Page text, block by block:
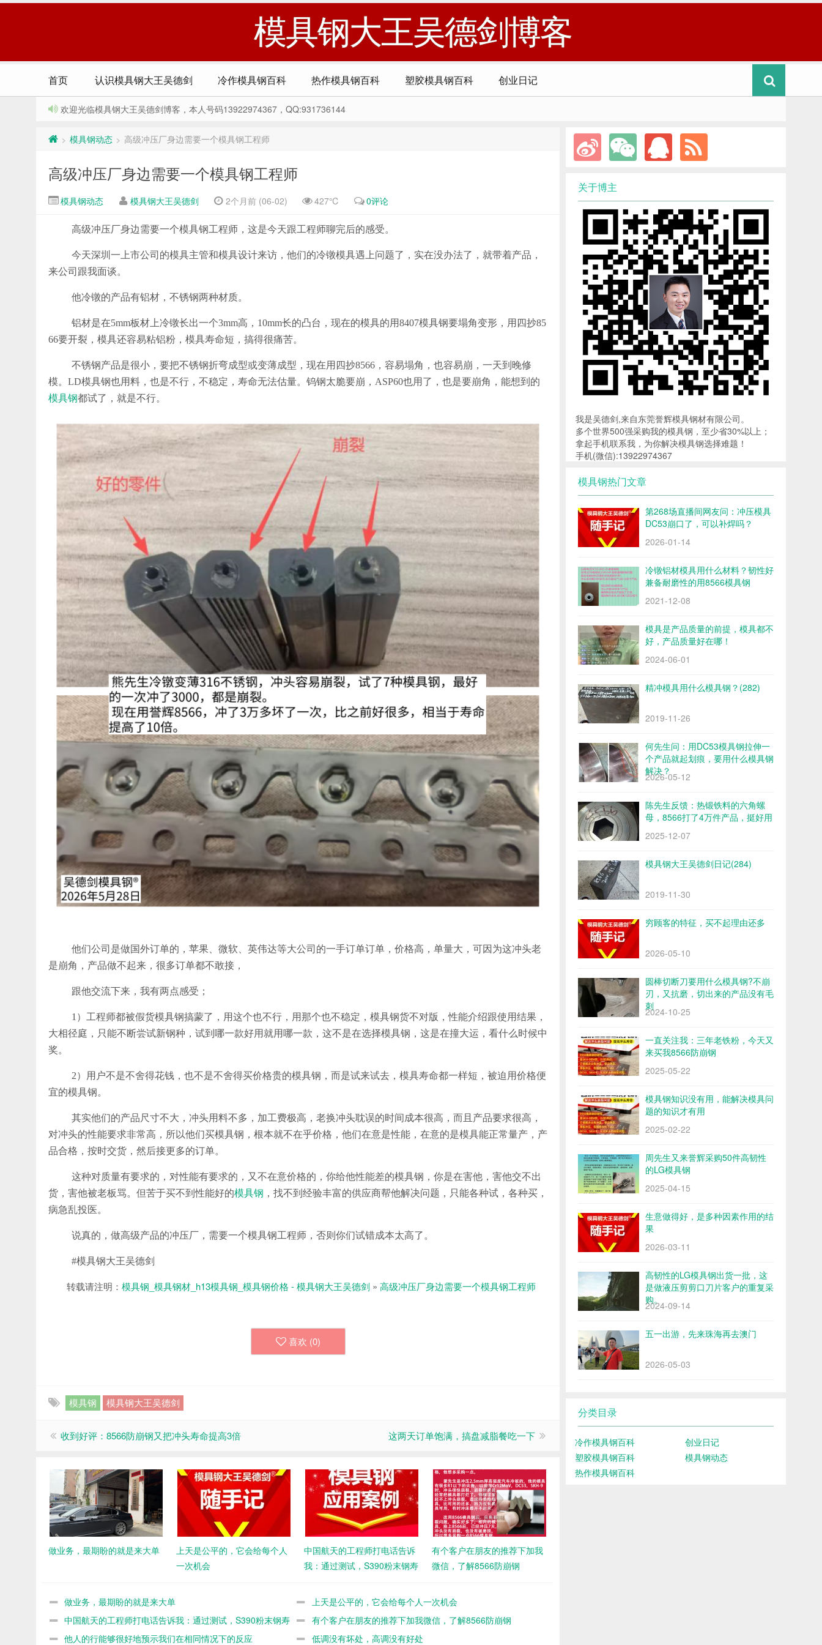
模具钢大王吴德剑博客
首页 认识模具钢大王吴德剑 冷作模具钢百科 热作模具钢百科 塑胶模具钢百科 创业日记
欢迎光临模具钢大王吴德剑博客，本人号码13922974367，QQ:931736144
> 模具钢动态 > 高级冲压厂身边需要一个模具钢工程师
高级冲压厂身边需要一个模具钢工程师
模具钢动态 模具钢大王吴德剑 2个月前 (06-02) 427℃ 0评论
高级冲压厂身边需要一个模具钢工程师，这是今天跟工程师聊完后的感受。
今天深圳一上市公司的模具主管和模具设计来访，他们的冷镦模具遇上问题了，实在没办法了，就带着产品，
来公司跟我面谈。
他冷镦的产品有铝材，不锈钢两种材质。
铝材是在5mm板材上冷镦长出一个3mm高，10mm长的凸台，现在的模具的用8407模具钢要塌角变形，用四抄85
66要开裂，模具还容易粘铝粉，模具寿命短，搞得很痛苦。
不锈钢产品是很小，要把不锈钢折弯成型或变薄成型，现在用四抄8566，容易塌角，也容易崩，一天到晚修
模。LD模具钢也用料，也是不行，不稳定，寿命无法估量。钨钢太脆要崩，ASP60也用了，也是要崩角，能想到的
模具钢都试了，就是不行。
他们公司是做国外订单的，苹果、微软、英伟达等大公司的一手订单订单，价格高，单量大，可因为这冲头老
是崩角，产品做不起来，很多订单都不敢接，
跟他交流下来，我有两点感受；
1）工程师都被假货模具钢搞蒙了，用这个也不行，用那个也不稳定，模具钢货不对版，性能介绍跟使用结果，
大相径庭，只能不断尝试新钢种，试到哪一款好用就用哪一款，这不是在选择模具钢，这是在撞大运，看什么时候中
奖。
2）用户不是不舍得花钱，也不是不舍得买价格贵的模具钢，而是试来试去，模具寿命都一样短，被迫用价格便
宜的模具钢。
其实他们的产品尺寸不大，冲头用料不多，加工费极高，老换冲头耽误的时间成本很高，而且产品要求很高，
对冲头的性能要求非常高，所以他们买模具钢，根本就不在乎价格，他们在意是性能，在意的是模具能正常量产，产
品合格，按时交货，然后接更多的订单。
这种对质量有要求的，对性能有要求的，又不在意价格的，你给他性能差的模具钢，你是在害他，害他交不出
货，害他被老板骂。但苦于买不到性能好的模具钢 ，找不到经验丰富的供应商帮他解决问题，只能各种试，各种买，
病急乱投医。
说真的，做高级产品的冲压厂，需要一个模具钢工程师，否则你们试错成本太高了。
#模具钢大王吴德剑
转载请注明： 模具钢_模具钢材_h13模具钢_模具钢价格 - 模具钢大王吴德剑 » 高级冲压厂身边需要一个模具钢工程师
喜欢 (0)
模具钢 模具钢大王吴德剑
收到好评：8566防崩钢又把冲头寿命提高3倍 这两天订单饱满，搞盘减脂餐吃一下
做业务，最期盼的就是来大单
上天是公平的，它会给每个人
一次机会
中国航天的工程师打电话告诉
我：通过测试，S390粉末钢寿
有个客户在朋友的推荐下加我
微信，了解8566防崩钢
做业务，最期盼的就是来大单
上天是公平的，它会给每个人一次机会
中国航天的工程师打电话告诉我：通过测试，S390粉末钢寿
命不如8566
有个客户在朋友的推荐下加我微信，了解8566防崩钢
他人的行能够很好地预示我们在相同情况下的反应
低调没有坏处，高调没有好处
关于博主
我是吴德剑,来自东莞誉辉模具钢材有限公司。
多个世界500强采购我的模具钢，至少省30%以上；
拿起手机联系我，为你解决模具钢选择难题！
手机(微信):13922974367
模具钢热门文章
第268场直播间网友问：冲压模具
DC53崩口了，可以补焊吗？
2026-01-14
冷镦铝材模具用什么材料？韧性好
兼备耐磨性的用8566模具钢
2021-12-08
模具是产品质量的前提，模具都不
好，产品质量好在哪！
2024-06-01
精冲模具用什么模具钢？(282)
2019-11-26
何先生问：用DC53模具钢拉伸一
个产品就起划痕，要用什么模具钢
解决？
2026-05-12
陈先生反馈：热锻铁料的六角螺
母，8566打了4万件产品，挺好用
2025-12-07
模具钢大王吴德剑日记(284)
2019-11-30
穷顾客的特征，买不起理由还多
2026-05-10
圆棒切断刀要用什么模具钢?不崩
刃，又抗磨，切出来的产品没有毛
刺
2024-10-25
一直关注我：三年老铁粉，今天又
来买我8566防崩钢
2025-05-22
模具钢知识没有用，能解决模具问
题的知识才有用
2025-02-22
周先生又来誉辉采购50件高韧性
的LG模具钢
2025-04-15
生意做得好，是多种因素作用的结
果
2026-03-11
高韧性的LG模具钢出货一批，这
是做液压剪剪口刀片客户的重复采
购。
2024-09-14
五一出游，先来珠海再去澳门
2026-05-03
分类目录
冷作模具钢百科
创业日记
塑胶模具钢百科
模具钢动态
热作模具钢百科